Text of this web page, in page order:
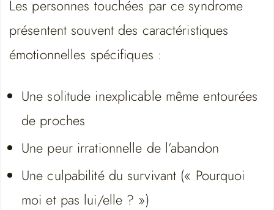
Les personnes touchées par ce syndrome
présentent souvent des caractéristiques
émotionnelles spécifiques :
Une solitude inexplicable même entourées
de proches
Une peur irrationnelle de l’abandon
Une culpabilité du survivant (« Pourquoi
moi et pas lui/elle ? »)